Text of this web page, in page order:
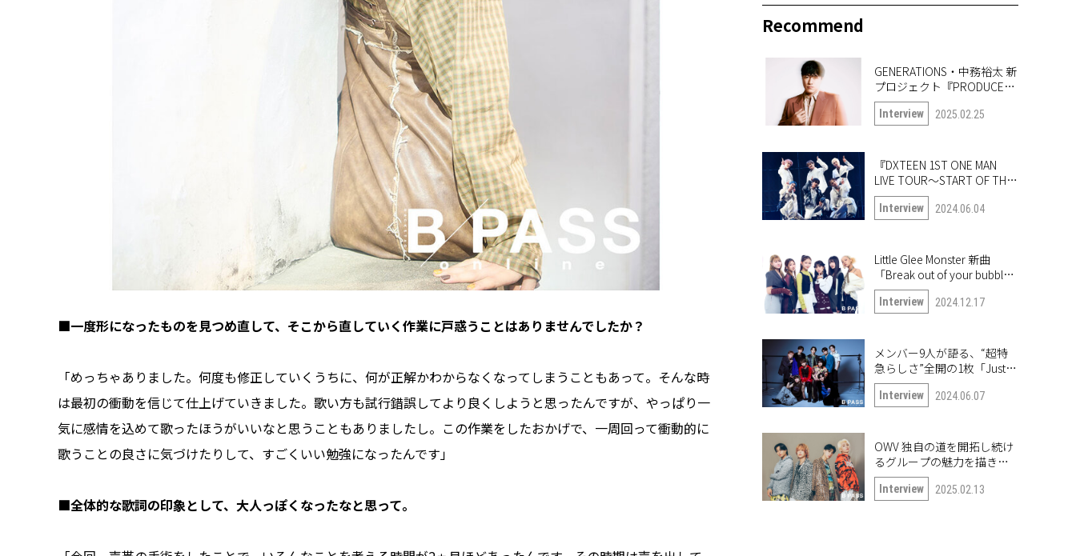
■一度形になったものを見つめ直して、そこから直していく作業に戸惑うことはありませんでしたか？
「めっちゃありました。何度も修正していくうちに、何が正解かわからなくなってしまうこともあって。そんな時
は最初の衝動を信じて仕上げていきました。歌い方も試行錯誤してより良くしようと思ったんですが、やっぱり一
気に感情を込めて歌ったほうがいいなと思うこともありましたし。この作業をしたおかげで、一周回って衝動的に
歌うことの良さに気づけたりして、すごくいい勉強になったんです」
■全体的な歌詞の印象として、大人っぽくなったなと思って。
Recommend
GENERATIONS・中務裕太 新
プロジェクト『PRODUCE
6IX COLORS』の第一弾楽曲
「True or Doubt」について
Interview 2025.02.25
『DXTEEN 1ST ONE MAN
LIVE TOUR〜START OF THE
QUEST〜』開幕！ ツアー中
の6人に突撃!!
Interview 2024.06.04
Little Glee Monster 新曲
「Break out of your bubble｣
インタビュー。未公開写真
も公開！
Interview 2024.12.17
メンバー9人が語る、“超特
急らしさ”全開の1枚「Just
like 超特急」
Interview 2024.06.07
OWV 独自の道を開拓し続け
るグループの魅力を描き出
したナンバー「Frontier」
Interview 2025.02.13